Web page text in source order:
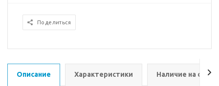
Поделиться
Описание Характеристики Наличие на